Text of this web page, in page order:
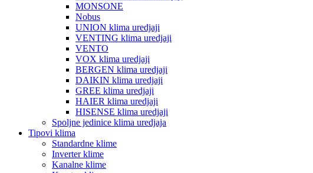
MONSONE
Nobus
UNION klima uredjaji
VENTING klima uredjaji
VENTO
VOX klima uredjaji
BERGEN klima uredjaji
DAIKIN klima uredjaji
GREE klima uredjaji
HAIER klima uredjaji
HISENSE klima uredjaji
Spoljne jedinice klima uredjaja
Tipovi klima
Standardne klime
Inverter klime
Kanalne klime